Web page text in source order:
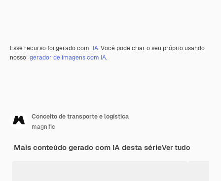
Esse recurso foi gerado com IA. Você pode criar o seu próprio usando
nosso gerador de imagens com IA.
Conceito de transporte e logística
magnific
Mais conteúdo gerado com IA desta sérieVer tudo